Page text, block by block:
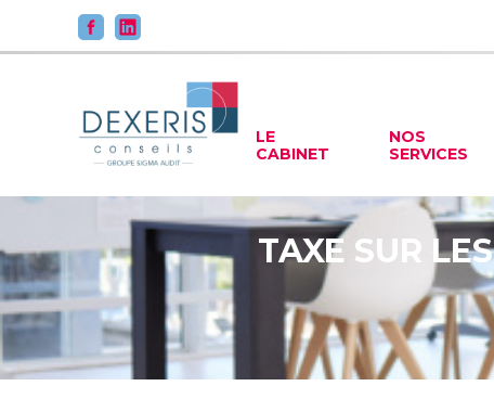
au
contenu
Principal
LE
CABINET
NOS
SERVICES
TAXE SUR